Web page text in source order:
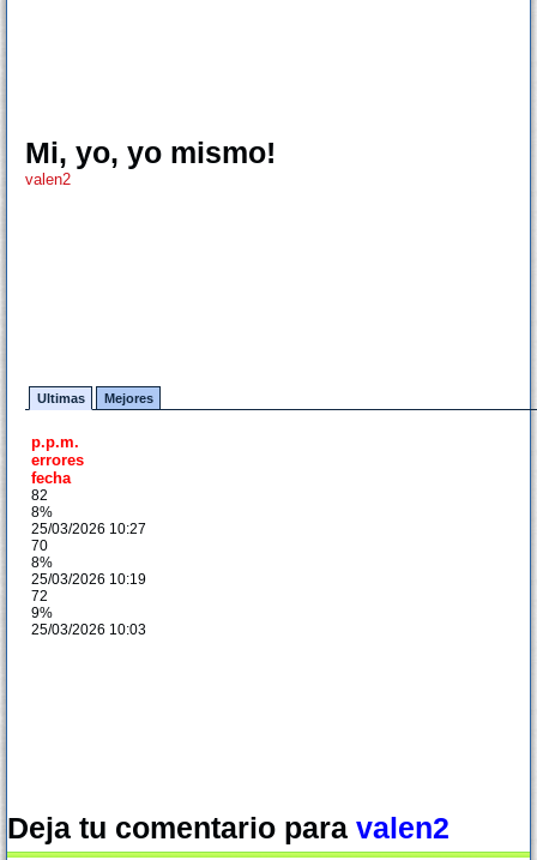
Mi, yo, yo mismo!
valen2
Ultimas Mejores
p.p.m.
errores
fecha
82
8%
25/03/2026 10:27
70
8%
25/03/2026 10:19
72
9%
25/03/2026 10:03
Deja tu comentario para valen2